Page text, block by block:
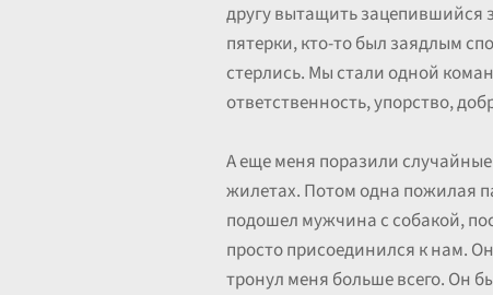
другу вытащить зацепившийся
пятерки, кто-то был заядлым
стерлись. Мы стали одной
ответственность, упорство,
А еще меня поразили
жилетах. Потом одна пожилая
подошел мужчина с собакой,
просто присоединился к нам.
тронул меня больше всего. Он